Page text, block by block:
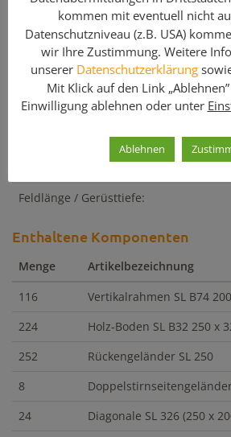
können Sie sie schräg in angrenzenden
Gerüst verteilen. Holzböden von
benutzt werden und sind nach
Weitere Details
Gerüstbreite:
max. Arbeitshöhe oberste Etage:
Feldlänge / Gerüsttiefe:
Enthaltene Komponenten
Menge
Artikelbezeichnung
116
Vertikalrahmen SL B74
224
Holz-Boden SL B32 250 x
252
Rückengeländer SL 250
8
24
Diagonale SL 326 (250 x
kommen mit eventuell nicht
Datenschutzniveau (z.B. USA)
wir Ihre Zustimmung. Weitere
unserer Datenschutzerklärung
Mit Klick auf den Link
Einwilligung ablehnen oder unter
Ablehnen